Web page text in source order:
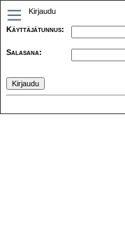
Kirjaudu
Käyttäjätunnus:
Salasana: